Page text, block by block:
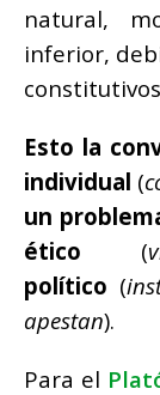
natural,
inferior,
Esto la
individual (
un
ético (
político (
apestan).
Para el